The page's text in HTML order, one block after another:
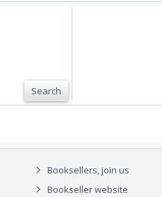
Search
Booksellers, join us
Bookseller website